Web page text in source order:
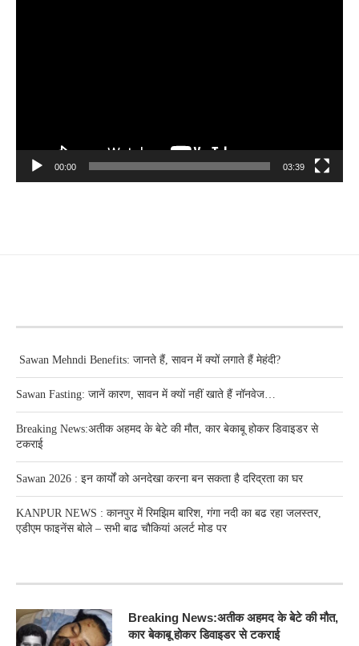
00:00 03:39
Sawan Mehndi Benefits: जानते हैं, सावन में क्यों लगाते हैं मेहंदी?
Sawan Fasting: जानें कारण, सावन में क्यों नहीं खाते हैं नॉनवेज…
Breaking News:अतीक अहमद के बेटे की मौत, कार बेकाबू होकर डिवाइडर से
टकराई
Sawan 2026 : इन कार्यों को अनदेखा करना बन सकता है दरिद्रता का घर
KANPUR NEWS : कानपुर में रिमझिम बारिश, गंगा नदी का बढ रहा जलस्तर,
एडीएम फाइनेंस बोले – सभी बाढ चौकियां अलर्ट मोड पर
Breaking News:अतीक अहमद के बेटे की मौत,
कार बेकाबू होकर डिवाइडर से टकराई